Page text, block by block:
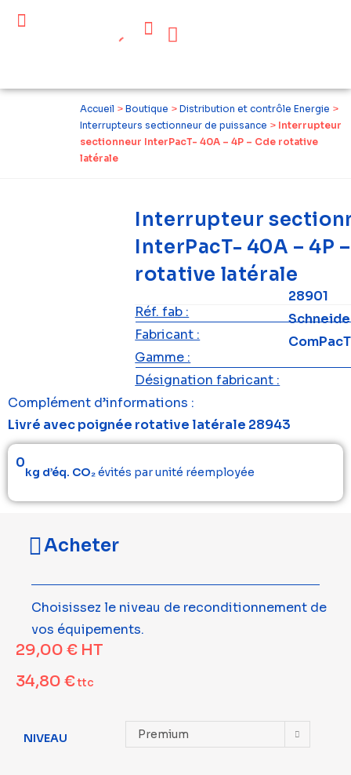
Accueil > Boutique > Distribution et contrôle Energie >
Interrupteurs sectionneur de puissance > Interrupteur
sectionneur InterPacT- 40A – 4P – Cde rotative
latérale
Interrupteur
InterPacT- 40A – 4P
rotative latérale
Réf. fab :
28901
Fabricant :
Gamme :
ComPacT
Désignation fabricant :
Complément d’informations :
Livré avec poignée rotative latérale 28943
0
kg d’éq. CO₂évités par unité réemployée
Acheter
Choisissez le niveau de reconditionnement de
vos équipements.
29,00 € HT
34,80 €ttc
NIVEAU Premium